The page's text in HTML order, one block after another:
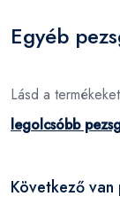
Egyéb
Lásd a
legolcsóbb
Következő